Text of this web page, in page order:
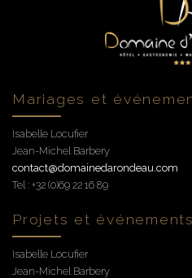
Mariages et
Isabelle Locufier
Jean-Michel Barbery
contact@domainedarondeau.com
Tel : +32 (0)69 22 16 89
Projets et
Isabelle Locufier
Jean-Michel Barbery